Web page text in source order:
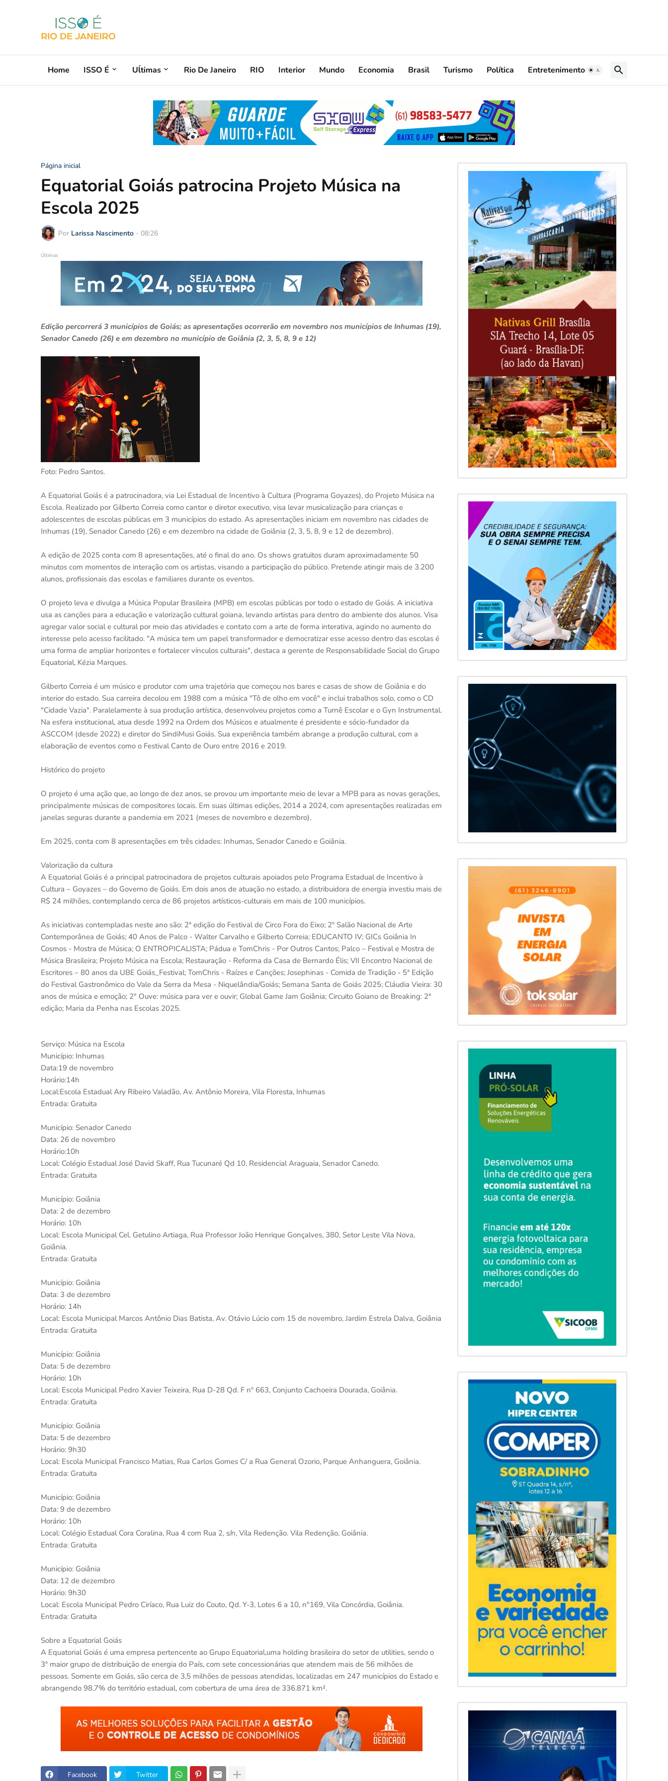
Home ISSO É Uĺtimas Rio De Janeiro RIO Interior Mundo Economia Brasil Turismo Política Entretenimento
Página inicial
Equatorial Goiás patrocina Projeto Música na
Escola 2025
Por Larissa Nascimento - 08:26
Últimas
Edição percorrerá 3 municípios de Goiás; as apresentações ocorrerão em novembro nos municípios de Inhumas (19),
Senador Canedo (26) e em dezembro no município de Goiânia (2, 3, 5, 8, 9 e 12)
Foto: Pedro Santos.
A Equatorial Goiás é a patrocinadora, via Lei Estadual de Incentivo à Cultura (Programa Goyazes), do Projeto Música na
Escola. Realizado por Gilberto Correia como cantor e diretor executivo, visa levar musicalização para crianças e
adolescentes de escolas públicas em 3 municípios do estado. As apresentações iniciam em novembro nas cidades de
Inhumas (19), Senador Canedo (26) e em dezembro na cidade de Goiânia (2, 3, 5, 8, 9 e 12 de dezembro).
A edição de 2025 conta com 8 apresentações, até o final do ano. Os shows gratuitos duram aproximadamente 50
minutos com momentos de interação com os artistas, visando a participação do público. Pretende atingir mais de 3.200
alunos, profissionais das escolas e familiares durante os eventos.
O projeto leva e divulga a Música Popular Brasileira (MPB) em escolas públicas por todo o estado de Goiás. A iniciativa
usa as canções para a educação e valorização cultural goiana, levando artistas para dentro do ambiente dos alunos. Visa
agregar valor social e cultural por meio das atividades e contato com a arte de forma interativa, agindo no aumento do
interesse pelo acesso facilitado. "A música tem um papel transformador e democratizar esse acesso dentro das escolas é
uma forma de ampliar horizontes e fortalecer vínculos culturais", destaca a gerente de Responsabilidade Social do Grupo
Equatorial, Kézia Marques.
Gilberto Correia é um músico e produtor com uma trajetória que começou nos bares e casas de show de Goiânia e do
interior do estado. Sua carreira decolou em 1988 com a música "Tô de olho em você" e inclui trabalhos solo, como o CD
"Cidade Vazia". Paralelamente à sua produção artística, desenvolveu projetos como a Turnê Escolar e o Gyn Instrumental.
Na esfera institucional, atua desde 1992 na Ordem dos Músicos e atualmente é presidente e sócio-fundador da
ASCCOM (desde 2022) e diretor do SindiMusi Goiás. Sua experiência também abrange a produção cultural, com a
elaboração de eventos como o Festival Canto de Ouro entre 2016 e 2019.
Histórico do projeto
O projeto é uma ação que, ao longo de dez anos, se provou um importante meio de levar a MPB para as novas gerações,
principalmente músicas de compositores locais. Em suas últimas edições, 2014 a 2024, com apresentações realizadas em
janelas seguras durante a pandemia em 2021 (meses de novembro e dezembro).
Em 2025, conta com 8 apresentações em três cidades: Inhumas, Senador Canedo e Goiânia.
Valorização da cultura
A Equatorial Goiás é a principal patrocinadora de projetos culturais apoiados pelo Programa Estadual de Incentivo à
Cultura – Goyazes – do Governo de Goiás. Em dois anos de atuação no estado, a distribuidora de energia investiu mais de
R$ 24 milhões, contemplando cerca de 86 projetos artísticos-culturais em mais de 100 municípios.
As iniciativas contempladas neste ano são: 2ª edição do Festival de Circo Fora do Eixo; 2º Salão Nacional de Arte
Contemporânea de Goiás; 40 Anos de Palco - Walter Carvalho e Gilberto Correia; EDUCANTO IV; GICs Goiânia In
Cosmos - Mostra de Música; O ENTROPICALISTA; Pádua e TomChris - Por Outros Cantos; Palco – Festival e Mostra de
Música Brasileira; Projeto Música na Escola; Restauração - Reforma da Casa de Bernardo Élis; VII Encontro Nacional de
Escritores – 80 anos da UBE Goiás_Festival; TomChris - Raízes e Canções; Josephinas - Comida de Tradição - 5ª Edição
do Festival Gastronômico do Vale da Serra da Mesa - Niquelândia/Goiás; Semana Santa de Goiás 2025; Cláudia Vieira: 30
anos de música e emoção; 2° Ouve: música para ver e ouvir; Global Game Jam Goiânia; Circuito Goiano de Breaking: 2ª
edição; Maria da Penha nas Escolas 2025.
Serviço: Música na Escola
Município: Inhumas
Data:19 de novembro
Horário:14h
Local:Escola Estadual Ary Ribeiro Valadão, Av. Antônio Moreira, Vila Floresta, Inhumas
Entrada: Gratuita
Município: Senador Canedo
Data: 26 de novembro
Horário:10h
Local: Colégio Estadual José David Skaff, Rua Tucunaré Qd 10, Residencial Araguaia, Senador Canedo.
Entrada: Gratuita
Município: Goiânia
Data: 2 de dezembro
Horário: 10h
Local: Escola Municipal Cel. Getulino Artiaga, Rua Professor João Henrique Gonçalves, 380, Setor Leste Vila Nova,
Goiânia.
Entrada: Gratuita
Município: Goiânia
Data: 3 de dezembro
Horário: 14h
Local: Escola Municipal Marcos Antônio Dias Batista, Av. Otávio Lúcio com 15 de novembro, Jardim Estrela Dalva, Goiânia
Entrada: Gratuita
Município: Goiânia
Data: 5 de dezembro
Horário: 10h
Local: Escola Municipal Pedro Xavier Teixeira, Rua D-28 Qd. F nº 663, Conjunto Cachoeira Dourada, Goiânia.
Entrada: Gratuita
Município: Goiânia
Data: 5 de dezembro
Horário: 9h30
Local: Escola Municipal Francisco Matias, Rua Carlos Gomes C/ a Rua General Ozorio, Parque Anhanguera, Goiânia.
Entrada: Gratuita
Município: Goiânia
Data: 9 de dezembro
Horário: 10h
Local: Colégio Estadual Cora Coralina, Rua 4 com Rua 2, s/n, Vila Redenção. Vila Redenção, Goiânia.
Entrada: Gratuita
Município: Goiânia
Data: 12 de dezembro
Horário: 9h30
Local: Escola Municipal Pedro Ciríaco, Rua Luiz do Couto, Qd. Y-3, Lotes 6 a 10, n°169, Vila Concórdia, Goiânia.
Entrada: Gratuita
Sobre a Equatorial Goiás
A Equatorial Goiás é uma empresa pertencente ao Grupo Equatorial,uma holding brasileira do setor de utilities, sendo o
3º maior grupo de distribuição de energia do País, com sete concessionárias que atendem mais de 56 milhões de
pessoas. Somente em Goiás, são cerca de 3,5 milhões de pessoas atendidas, localizadas em 247 municípios do Estado e
abrangendo 98,7% do território estadual, com cobertura de uma área de 336.871 km².
Facebook Twitter